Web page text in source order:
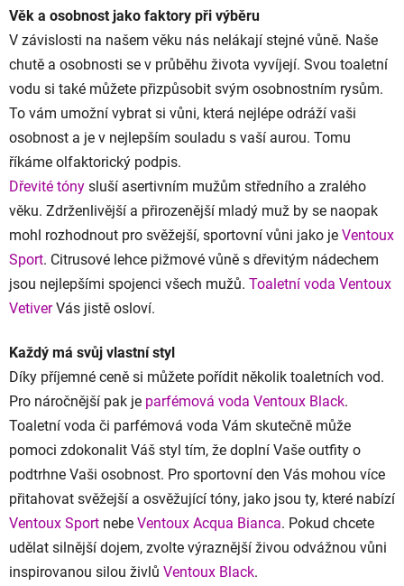
Věk a osobnost jako faktory při výběru
V závislosti na našem věku nás nelákají stejné vůně. Naše
chutě a osobnosti se v průběhu života vyvíjejí. Svou toaletní
vodu si také můžete přizpůsobit svým osobnostním rysům.
To vám umožní vybrat si vůni, která nejlépe odráží vaši
osobnost a je v nejlepším souladu s vaší aurou. Tomu
říkáme olfaktorický podpis.
Dřevité tóny sluší asertivním mužům středního a zralého
věku. Zdrženlivější a přirozenější mladý muž by se naopak
mohl rozhodnout pro svěžejší, sportovní vůni jako je Ventoux
Sport. Citrusové lehce pižmové vůně s dřevitým nádechem
jsou nejlepšími spojenci všech mužů. Toaletní voda Ventoux
VetiverVás jistě osloví.
Každý má svůj vlastní styl
Díky příjemné ceně si můžete pořídit několik toaletních vod.
Pro náročnější pak je parfémová voda Ventoux Black.
Toaletní voda či parfémová voda Vám skutečně může
pomoci zdokonalit Váš styl tím, že doplní Vaše outfity o
podtrhne Vaši osobnost. Pro sportovní den Vás mohou více
přitahovat svěžejší a osvěžující tóny, jako jsou ty, které nabízí
Ventoux Sport nebe Ventoux Acqua Bianca. Pokud chcete
udělat silnější dojem, zvolte výraznější živou odvážnou vůni
inspirovanou silou živlů Ventoux Black.